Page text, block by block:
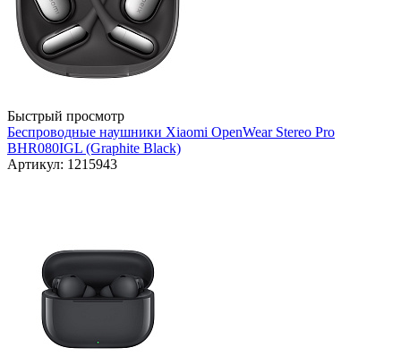
Быстрый просмотр
Беспроводные наушники Xiaomi OpenWear Stereo Pro
BHR080IGL (Graphite Black)
Артикул: 1215943